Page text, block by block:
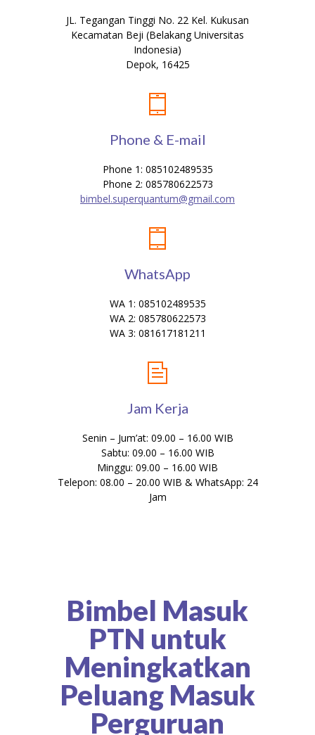
JL. Tegangan Tinggi No. 22 Kel. Kukusan
Kecamatan Beji (Belakang Universitas
Indonesia)
Depok, 16425
Phone & E-mail
Phone 1: 085102489535
Phone 2: 085780622573
bimbel.superquantum@gmail.com
WhatsApp
WA 1: 085102489535
WA 2: 085780622573
WA 3: 081617181211
Jam Kerja
Senin – Jum’at: 09.00 – 16.00 WIB
Sabtu: 09.00 – 16.00 WIB
Minggu: 09.00 – 16.00 WIB
Telepon: 08.00 – 20.00 WIB & WhatsApp: 24
Jam
Bimbel Masuk
PTN untuk
Meningkatkan
Peluang Masuk
Perguruan